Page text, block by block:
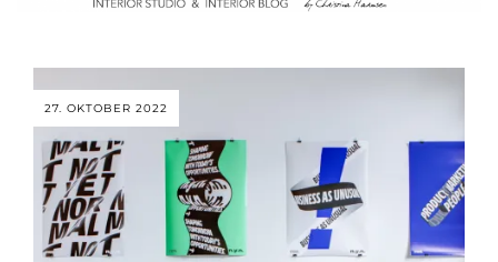
27. OKTOBER 2022